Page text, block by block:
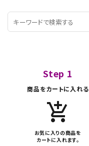
Step 1
商品をカートに入れる
add_shopping_cart
お気に入りの商品を
カートに入れます。